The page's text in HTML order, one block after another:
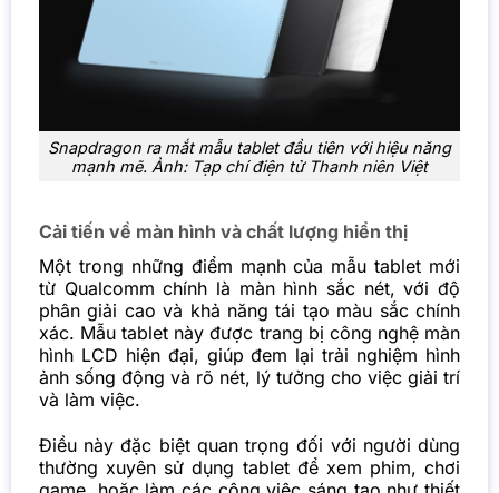
Snapdragon ra mắt mẫu tablet đầu tiên với hiệu năng
mạnh mẽ. Ảnh: Tạp chí điện tử Thanh niên Việt
Cải tiến về màn hình và chất lượng hiển thị
Một trong những điểm mạnh của mẫu tablet mới
từ Qualcomm chính là màn hình sắc nét, với độ
phân giải cao và khả năng tái tạo màu sắc chính
xác. Mẫu tablet này được trang bị công nghệ màn
hình LCD hiện đại, giúp đem lại trải nghiệm hình
ảnh sống động và rõ nét, lý tưởng cho việc giải trí
và làm việc.
Điều này đặc biệt quan trọng đối với người dùng
thường xuyên sử dụng tablet để xem phim, chơi